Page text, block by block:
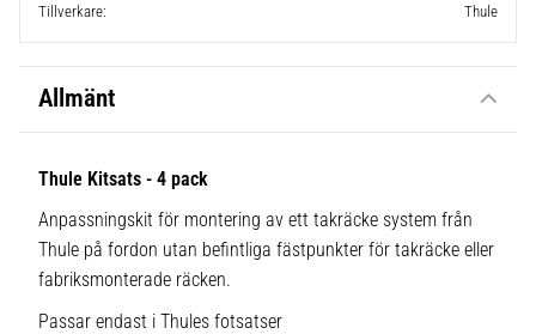
Tillverkare
Thule
Allmänt
Thule Kitsats - 4 pack
Anpassningskit för montering av ett takräcke system från
Thule på fordon utan befintliga fästpunkter för takräcke eller
fabriksmonterade räcken.
Passar endast i Thules fotsatser